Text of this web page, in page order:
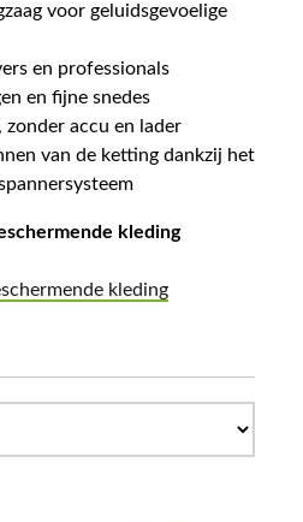
voor geluidsgevoelige
en professionals
en fijne snedes
zonder accu en lader
van de ketting dankzij het
kleding
kleding